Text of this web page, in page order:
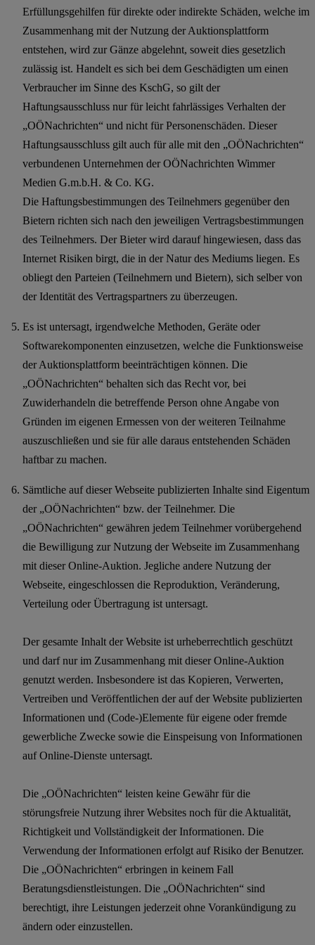
Erfüllungsgehilfen für direkte oder indirekte Schäden, welche im
Zusammenhang mit der Nutzung der Auktionsplattform
entstehen, wird zur Gänze abgelehnt, soweit dies gesetzlich
zulässig ist. Handelt es sich bei dem Geschädigten um einen
Verbraucher im Sinne des KschG, so gilt der
Haftungsausschluss nur für leicht fahrlässiges Verhalten der
„OÖNachrichten“ und nicht für Personenschäden. Dieser
Haftungsausschluss gilt auch für alle mit den „OÖNachrichten“
verbundenen Unternehmen der OÖNachrichten Wimmer
Medien G.m.b.H. & Co. KG.
Die Haftungsbestimmungen des Teilnehmers gegenüber den
Bietern richten sich nach den jeweiligen Vertragsbestimmungen
des Teilnehmers. Der Bieter wird darauf hingewiesen, dass das
Internet Risiken birgt, die in der Natur des Mediums liegen. Es
obliegt den Parteien (Teilnehmern und Bietern), sich selber von
der Identität des Vertragspartners zu überzeugen.
Es ist untersagt, irgendwelche Methoden, Geräte oder
Softwarekomponenten einzusetzen, welche die Funktionsweise
der Auktionsplattform beeinträchtigen können. Die
„OÖNachrichten“ behalten sich das Recht vor, bei
Zuwiderhandeln die betreffende Person ohne Angabe von
Gründen im eigenen Ermessen von der weiteren Teilnahme
auszuschließen und sie für alle daraus entstehenden Schäden
haftbar zu machen.
Sämtliche auf dieser Webseite publizierten Inhalte sind Eigentum
der „OÖNachrichten“ bzw. der Teilnehmer. Die
„OÖNachrichten“ gewähren jedem Teilnehmer vorübergehend
die Bewilligung zur Nutzung der Webseite im Zusammenhang
mit dieser Online-Auktion. Jegliche andere Nutzung der
Webseite, eingeschlossen die Reproduktion, Veränderung,
Verteilung oder Übertragung ist untersagt.
Der gesamte Inhalt der Website ist urheberrechtlich geschützt
und darf nur im Zusammenhang mit dieser Online-Auktion
genutzt werden. Insbesondere ist das Kopieren, Verwerten,
Vertreiben und Veröffentlichen der auf der Website publizierten
Informationen und (Code-)Elemente für eigene oder fremde
gewerbliche Zwecke sowie die Einspeisung von Informationen
auf Online-Dienste untersagt.
Die „OÖNachrichten“ leisten keine Gewähr für die
störungsfreie Nutzung ihrer Websites noch für die Aktualität,
Richtigkeit und Vollständigkeit der Informationen. Die
Verwendung der Informationen erfolgt auf Risiko der Benutzer.
Die „OÖNachrichten“ erbringen in keinem Fall
Beratungsdienstleistungen. Die „OÖNachrichten“ sind
berechtigt, ihre Leistungen jederzeit ohne Vorankündigung zu
ändern oder einzustellen.